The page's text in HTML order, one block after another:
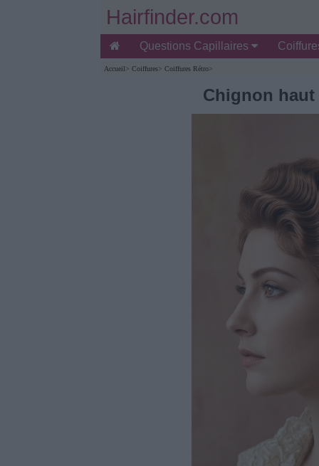
Hairfinder.com
Questions Capillaires
Accueil> Coiffures> Coiffures Rétro>
Chignon